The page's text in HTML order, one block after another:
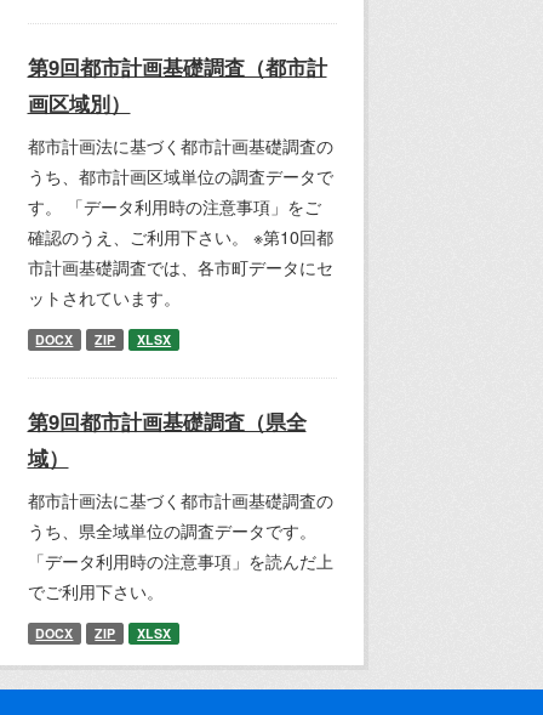
第9回都市計画基礎調査（都市計
画区域別）
都市計画法に基づく都市計画基礎調査の
うち、都市計画区域単位の調査データで
す。 「データ利用時の注意事項」をご
確認のうえ、ご利用下さい。 ※第10回都
市計画基礎調査では、各市町データにセ
ットされています。
DOCX ZIP XLSX
第9回都市計画基礎調査（県全
域）
都市計画法に基づく都市計画基礎調査の
うち、県全域単位の調査データです。
「データ利用時の注意事項」を読んだ上
でご利用下さい。
DOCX ZIP XLSX